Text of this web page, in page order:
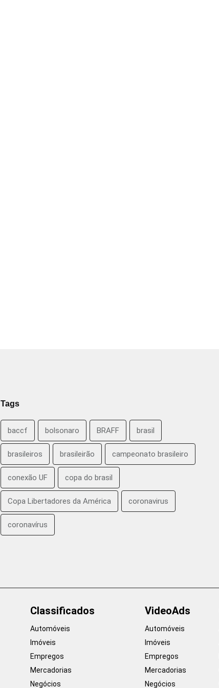
Tags
baccf bolsonaro BRAFF brasil
brasileiros brasileirão campeonato brasileiro
conexão UF copa do brasil
Copa Libertadores da América coronavirus
coronavírus
Classificados
Automóveis
Imóveis
Empregos
Mercadorias
Negócios
VideoAds
Automóveis
Imóveis
Empregos
Mercadorias
Negócios